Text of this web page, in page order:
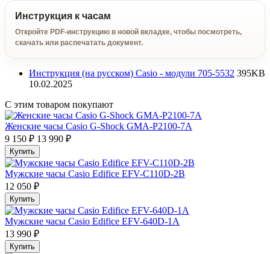
Инструкция к часам
Откройте PDF-инструкцию в новой вкладке, чтобы посмотреть,
скачать или распечатать документ.
Инструкция (на русском) Casio - модули 705-5532 395KB
10.02.2025
С этим товаром покупают
Женские часы Casio G-Shock GMA-P2100-7A
9 150 ₽ 13 990 ₽
Купить
Мужские часы Casio Edifice EFV-C110D-2B
12 050 ₽
Купить
Мужские часы Casio Edifice EFV-640D-1A
13 990 ₽
Купить